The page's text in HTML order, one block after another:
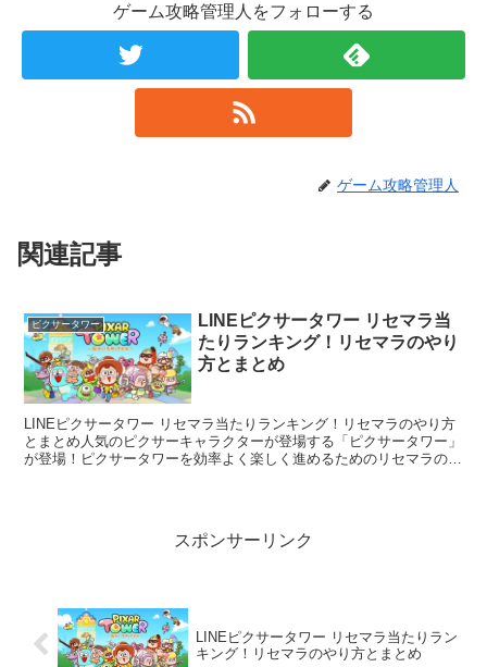
ゲーム攻略管理人をフォローする
ゲーム攻略管理人
関連記事
ピクサータワー
LINEピクサータワー リセマラ当
たりランキング！リセマラのやり
方とまとめ
LINEピクサータワー リセマラ当たりランキング！リセマラのやり方
とまとめ人気のピクサーキャラクターが登場する「ピクサータワー」
が登場！ピクサータワーを効率よく楽しく進めるためのリセマラのや
スポンサーリンク
LINEピクサータワー リセマラ当たりラン
キング！リセマラのやり方とまとめ